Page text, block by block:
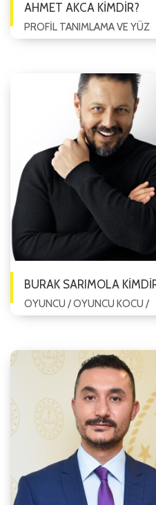
AHMET AKCA KİMDİR?
PROFİL TANIMLAMA VE YÜZ
Lise sonrası Unilever Şirketler
Bünyesinde satı...
BURAK SARIMOLA
OYUNCU / OYUNCU KOCU /
dünyaya geldi. Lise
sonra Lale Oraloğl...